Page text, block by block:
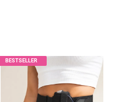
BESTSELLER